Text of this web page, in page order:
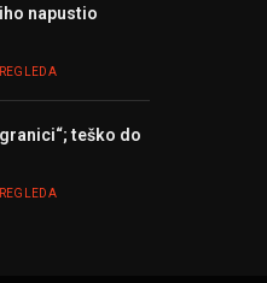
napustio
teško do